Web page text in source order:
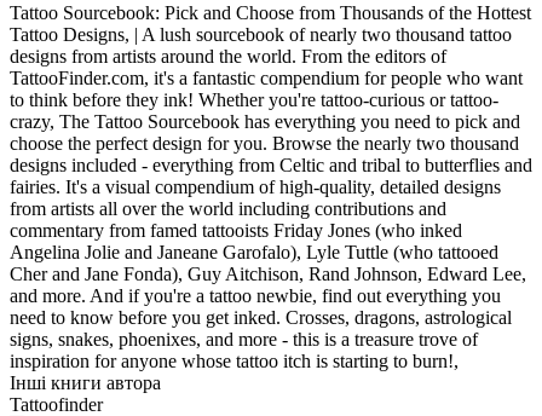
Tattoo Sourcebook: Pick and Choose from Thousands of the Hottest
Tattoo Designs, | A lush sourcebook of nearly two thousand tattoo
designs from artists around the world. From the editors of
TattooFinder.com, it's a fantastic compendium for people who want
to think before they ink! Whether you're tattoo-curious or tattoo-
crazy, The Tattoo Sourcebook has everything you need to pick and
choose the perfect design for you. Browse the nearly two thousand
designs included - everything from Celtic and tribal to butterflies and
fairies. It's a visual compendium of high-quality, detailed designs
from artists all over the world including contributions and
commentary from famed tattooists Friday Jones (who inked
Angelina Jolie and Janeane Garofalo), Lyle Tuttle (who tattooed
Cher and Jane Fonda), Guy Aitchison, Rand Johnson, Edward Lee,
and more. And if you're a tattoo newbie, find out everything you
need to know before you get inked. Crosses, dragons, astrological
signs, snakes, phoenixes, and more - this is a treasure trove of
inspiration for anyone whose tattoo itch is starting to burn!,
Інші книги автора
Tattoofinder